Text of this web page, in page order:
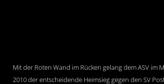
Mit der Roten Wand im Rücken gelang dem ASV im
2010 der entscheidende Heimsieg gegen den SV